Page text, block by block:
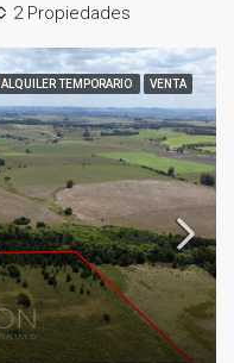
2 Propiedades
ALQUILER TEMPORARIO VENTA